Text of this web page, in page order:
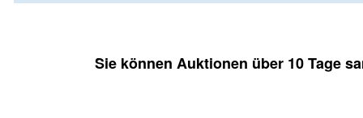
Sie können Auktionen über 10 Tage